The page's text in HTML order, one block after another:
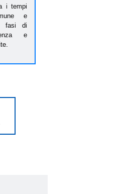
i tempi
e
fasi di
e